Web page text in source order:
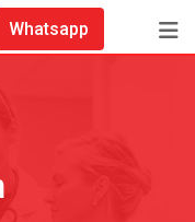
Whatsapp